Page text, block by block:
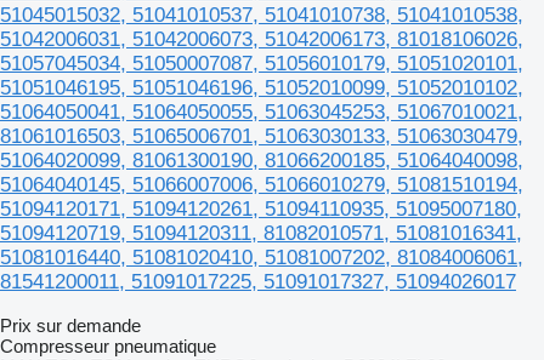
51045015032, 51041010537, 51041010738, 51041010538,
51042006031, 51042006073, 51042006173, 81018106026,
51057045034, 51050007087, 51056010179, 51051020101,
51051046195, 51051046196, 51052010099, 51052010102,
51064050041, 51064050055, 51063045253, 51067010021,
81061016503, 51065006701, 51063030133, 51063030479,
51064020099, 81061300190, 81066200185, 51064040098,
51064040145, 51066007006, 51066010279, 51081510194,
51094120171, 51094120261, 51094110935, 51095007180,
51094120719, 51094120311, 81082010571, 51081016341,
51081016440, 51081020410, 51081007202, 81084006061,
81541200011, 51091017225, 51091017327, 51094026017
Prix sur demande
Compresseur pneumatique